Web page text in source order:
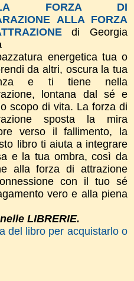
FORZA DI
ALLA FORZA
di Georgia
energetica tua o
da altri, oscura la tua
e ti tiene nella
lontana dal sé e
scopo di vita. La forza di
sposta la mira
verso il fallimento, la
libro ti aiuta a integrare
e la tua ombra, così da
alla forza di attrazione
con il tuo sé
vero e alla piena
LIBRERIE.
del libro per acquistarlo o